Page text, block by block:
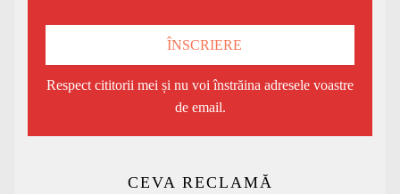
Respect cititorii mei și nu voi înstrăina adresele voastre
de email.
CEVA RECLAMĂ